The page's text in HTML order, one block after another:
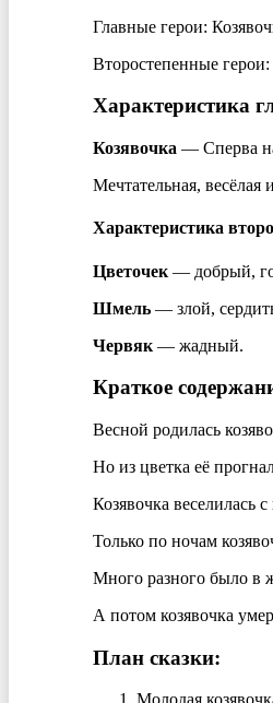
Главные герои:
Второстепенные
Характеристика
Козявочка — Сперва
Мечтательная, весёлая
Характеристика
Цветочек— добрый,
Шмель— злой,
Червяк— жадный.
Краткое
Весной родилась
Но из цветка её
Козявочка веселилась
Только по ночам
Много разного было в
А потом козявочка
План сказки: